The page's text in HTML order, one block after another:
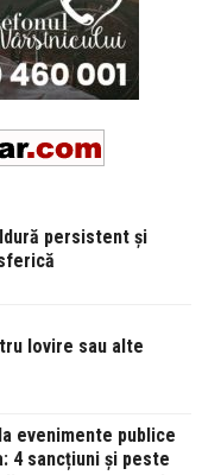
persistent și
lovire sau alte
evenimente publice
4 sancțiuni și peste